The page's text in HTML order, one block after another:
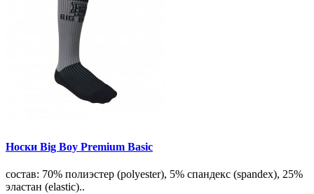
Носки Big Boy Premium Basic
состав: 70% полиэстер (polyester), 5% спандекс (spandex), 25%
эластан (elastic)..